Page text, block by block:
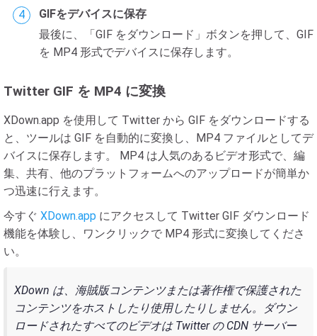
GIFをデバイスに保存
最後に、「GIF をダウンロード」ボタンを押して、GIF
を MP4 形式でデバイスに保存します。
Twitter GIF を MP4 に変換
XDown.app を使用して Twitter から GIF をダウンロードする
と、ツールは GIF を自動的に変換し、MP4 ファイルとしてデ
バイスに保存します。 MP4 は人気のあるビデオ形式で、編
集、共有、他のプラットフォームへのアップロードが簡単か
つ迅速に行えます。
今すぐ XDown.app にアクセスして Twitter GIF ダウンロード
機能を体験し、ワンクリックで MP4 形式に変換してくださ
い。
XDown は、海賊版コンテンツまたは著作権で保護された
コンテンツをホストしたり使用したりしません。ダウン
ロードされたすべてのビデオは Twitter の CDN サーバー